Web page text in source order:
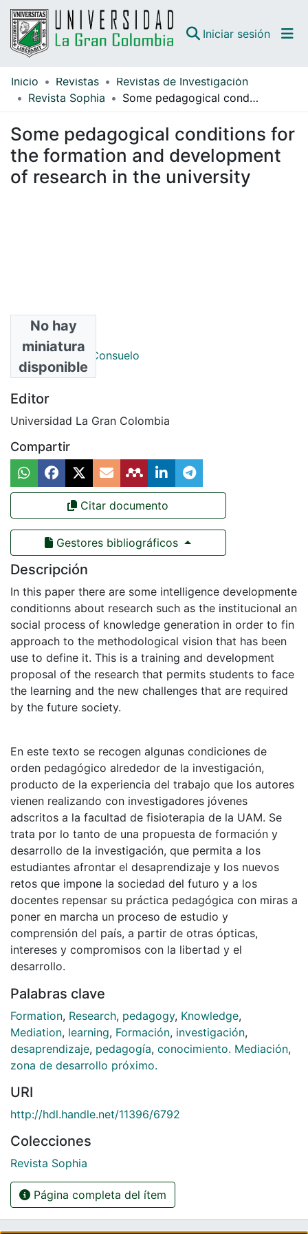
Iniciar sesión
Comunidades
Guías
Inicio Revistas
Revistas de Investigación
Revista Sophia
Some pedagogical conditions for the formation and development of research in the university
Some pedagogical conditions for
the formation and development
of research in the university
No hay
miniatura
disponible
Autores
Vélez Ã lvarez, Consuelo
Editor
Universidad La Gran Colombia
Compartir
Citar documento
Gestores bibliográficos
Descripción
In this paper there are some intelligence developmente
conditionns about research such as the institucional an
social process of knowledge generation in order to fin
approach to the methodological vision that has been
use to define it. This is a training and development
proposal of the research that permits students to face
the learning and the new challenges that are required
by the future society.
En este texto se recogen algunas condiciones de
orden pedagógico alrededor de la investigación,
producto de la experiencia del trabajo que los autores
vienen realizando con investigadores jóvenes
adscritos a la facultad de fisioterapia de la UAM. Se
trata por lo tanto de una propuesta de formación y
desarrollo de la investigación, que permita a los
estudiantes afrontar el desaprendizaje y los nuevos
retos que impone la sociedad del futuro y a los
docentes repensar su práctica pedagógica con miras a
poner en marcha un proceso de estudio y
comprensión del país, a partir de otras ópticas,
intereses y compromisos con la libertad y el
desarrollo.
Palabras clave
Formation, Research, pedagogy, Knowledge,
Mediation, learning, Formación, investigación,
desaprendizaje, pedagogía, conocimiento. Mediación,
zona de desarrollo próximo.
URI
http://hdl.handle.net/11396/6792
Colecciones
Revista Sophia
Página completa del ítem